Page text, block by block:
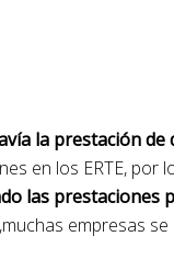
la prestación de
en los ERTE, por
las prestaciones
empresas